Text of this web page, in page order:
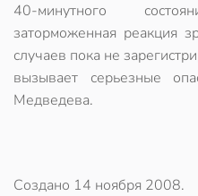
40-минутного
заторможенная реакция
случаев пока не
вызывает серьезные
Медведева.
Создано 14 ноября 2008.